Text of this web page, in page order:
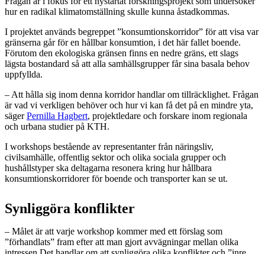
hur en radikal klimatomställning skulle kunna åstadkommas.
I projektet används begreppet ”konsumtionskorridor” för att visa var
gränserna går för en hållbar konsumtion, i det här fallet boende.
Förutom den ekologiska gränsen finns en nedre gräns, ett slags
lägsta bostandard så att alla samhällsgrupper får sina basala behov
uppfyllda.
– Att hålla sig inom denna korridor handlar om tillräcklighet. Frågan
är vad vi verkligen behöver och hur vi kan få det på en mindre yta,
sägerPernilla Hagbert, projektledare och forskare inom regionala
och urbana studier på KTH.
I workshops bestående av representanter från näringsliv,
civilsamhälle, offentlig sektor och olika sociala grupper och
hushållstyper ska deltagarna resonera kring hur hållbara
konsumtionskorridorer för boende och transporter kan se ut.
Synliggöra konflikter
– Målet är att varje workshop kommer med ett förslag som
”förhandlats” fram efter att man gjort avvägningar mellan olika